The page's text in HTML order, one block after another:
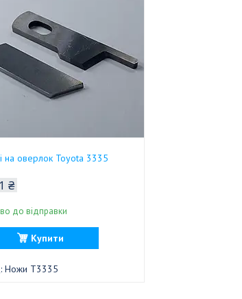
на оверлок Toyota 3335
₴
до відправки
Купити
Ножи T3335